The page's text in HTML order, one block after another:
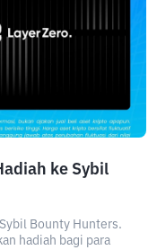
ke Sybil
Bounty Hunters.
hadiah bagi para